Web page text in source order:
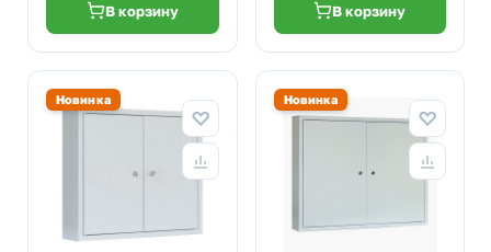
В корзину В корзину
Новинка Новинка